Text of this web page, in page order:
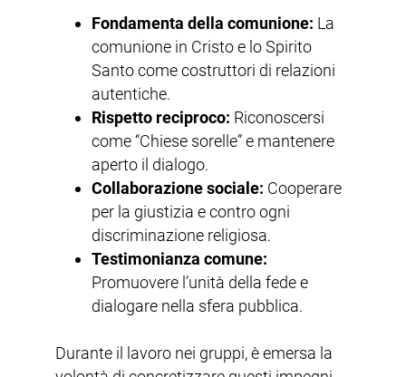
Fondamenta della comunione: La
comunione in Cristo e lo Spirito
Santo come costruttori di relazioni
autentiche.
Rispetto reciproco: Riconoscersi
come “Chiese sorelle” e mantenere
aperto il dialogo.
Collaborazione sociale: Cooperare
per la giustizia e contro ogni
discriminazione religiosa.
Testimonianza comune:
Promuovere l’unità della fede e
dialogare nella sfera pubblica.
Durante il lavoro nei gruppi, è emersa la